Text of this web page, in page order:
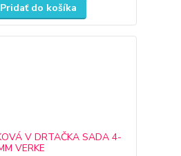
Pridať do košíka